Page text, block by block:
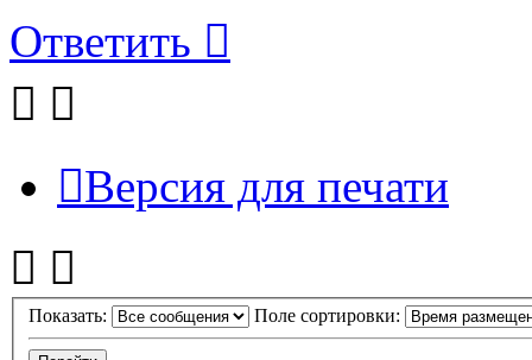
Ответить
Версия для печати
Показать: Поле сортировки: